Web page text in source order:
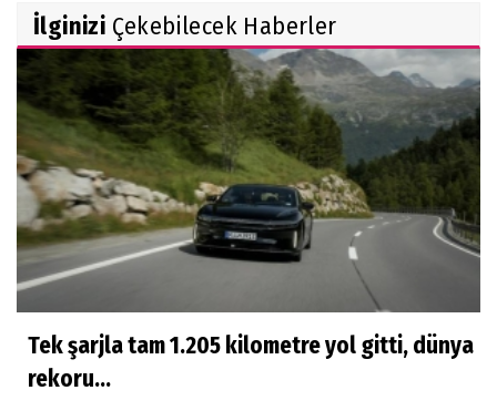
İlginizi Çekebilecek Haberler
Tek şarjla tam 1.205 kilometre yol gitti, dünya
rekoru...